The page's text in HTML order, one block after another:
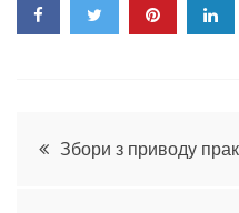
Навігація
Збори з приводу